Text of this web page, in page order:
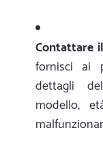
Contattare
fornisci ai
dettagli
modello,